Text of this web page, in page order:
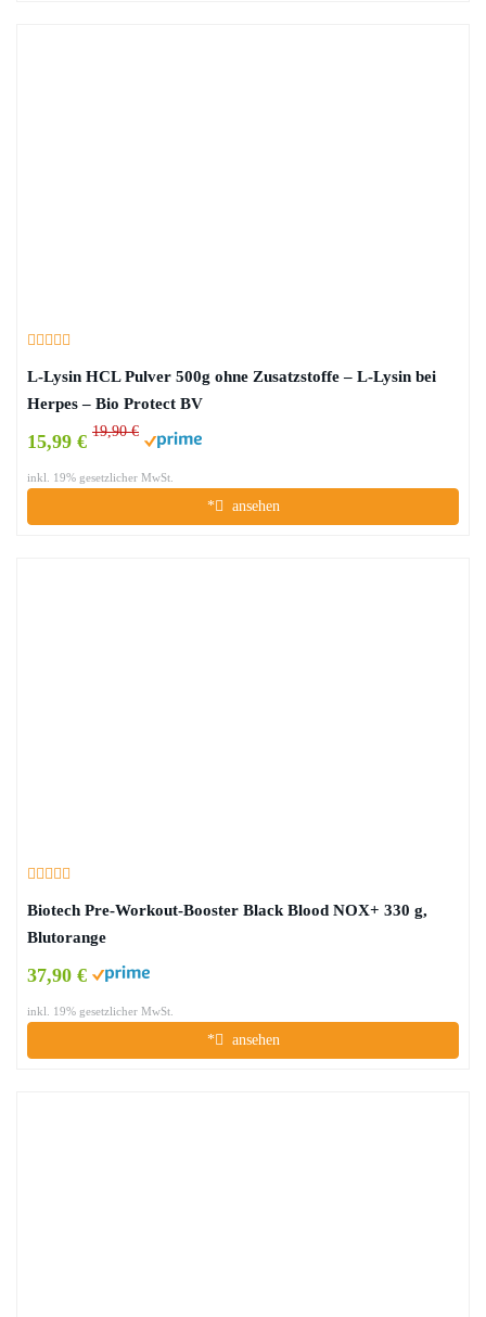
L-Lysin HCL Pulver 500g ohne Zusatzstoffe – L-Lysin bei
Herpes – Bio Protect BV
15,99 € 19,90 €
inkl. 19% gesetzlicher MwSt.
* ansehen
Biotech Pre-Workout-Booster Black Blood NOX+ 330 g,
Blutorange
37,90 €
inkl. 19% gesetzlicher MwSt.
* ansehen